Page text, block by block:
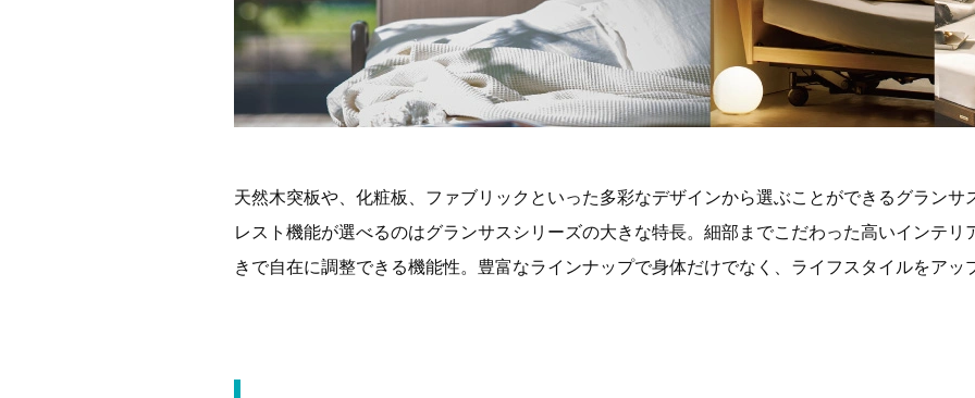
天然木突板や、化粧板、ファブリックといった多彩なデザインから選ぶことができるグランサ
レスト機能が選べるのはグランサスシリーズの大きな特長。細部までこだわった高いインテリ
きで自在に調整できる機能性。豊富なラインナップで身体だけでなく、ライフスタイルをアッ